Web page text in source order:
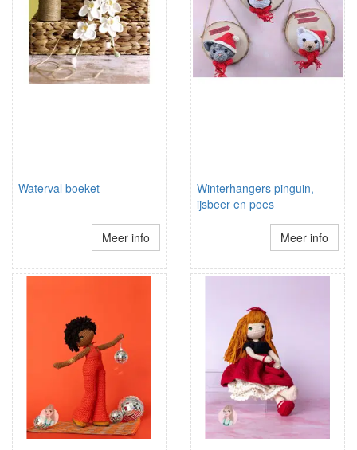
Waterval boeket
Meer info
Winterhangers pinguin,
ijsbeer en poes
Meer info